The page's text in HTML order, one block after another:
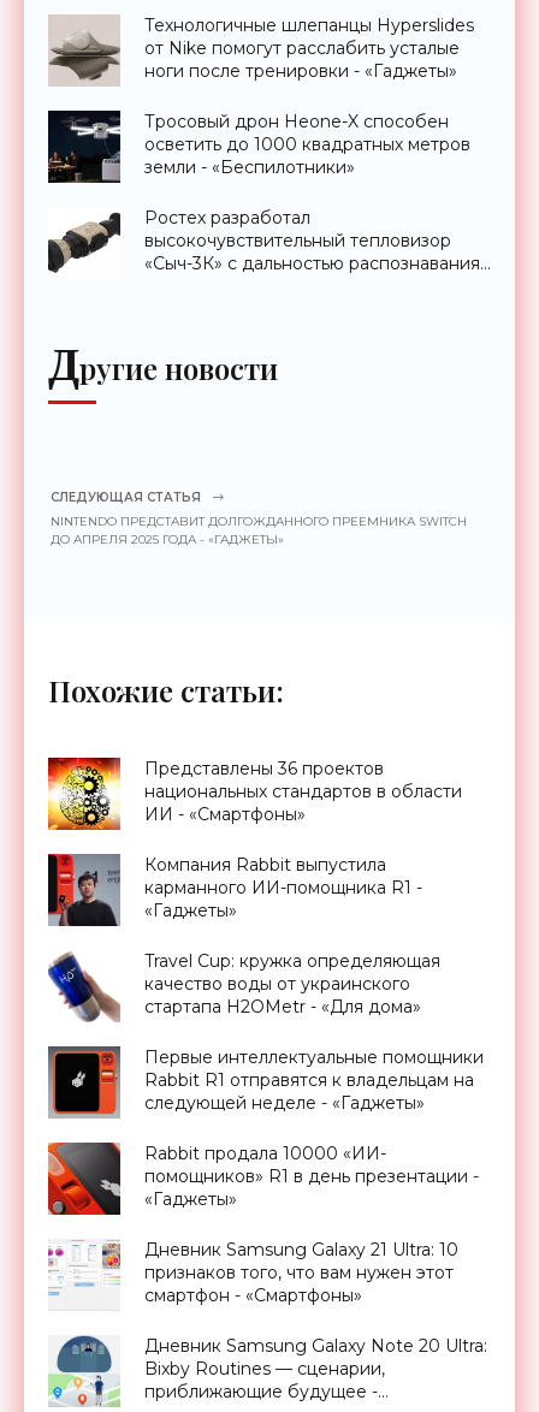
Технологичные шлепанцы Hyperslides
от Nike помогут расслабить усталые
ноги после тренировки - «Гаджеты»
Тросовый дрон Heone-X способен
осветить до 1000 квадратных метров
земли - «Беспилотники»
Ростех разработал
высокочувствительный тепловизор
«Сыч-3К» с дальностью распознавания
Другие новости
СЛЕДУЮЩАЯ СТАТЬЯ
NINTENDO ПРЕДСТАВИТ ДОЛГОЖДАННОГО ПРЕЕМНИКА SWITCH
ДО АПРЕЛЯ 2025 ГОДА - «ГАДЖЕТЫ»
Похожие статьи:
Представлены 36 проектов
национальных стандартов в области
ИИ - «Смартфоны»
Компания Rabbit выпустила
карманного ИИ-помощника R1 -
«Гаджеты»
Travel Cup: кружка определяющая
качество воды от украинского
стартапа H2OMetr - «Для дома»
Первые интеллектуальные помощники
Rabbit R1 отправятся к владельцам на
следующей неделе - «Гаджеты»
Rabbit продала 10000 «ИИ-
помощников» R1 в день презентации -
«Гаджеты»
Дневник Samsung Galaxy 21 Ultra: 10
признаков того, что вам нужен этот
смартфон - «Смартфоны»
Дневник Samsung Galaxy Note 20 Ultra:
Bixby Routines — сценарии,
приближающие будущее -